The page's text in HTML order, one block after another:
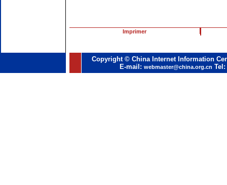
Imprimer
Copyright © China Internet Information
E-mail: webmaster@china.org.cn Tel: